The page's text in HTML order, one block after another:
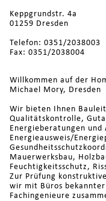
Keppgrundstr. 4a
01259 Dresden
Telefon: 0351/2038003
Fax: 0351/2038004
Willkommen auf der
Michael Mory, Dresden
Wir bieten Ihnen
Qualitätskontrolle,
Energieberatungen und
Energieausweis/
Mauerwerksbau,
Feuchtigkeitsschutz,
Zur Prüfung
wir mit Büros
Fachingenieure